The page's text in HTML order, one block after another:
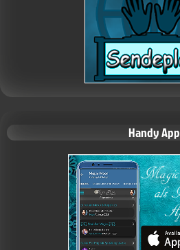
Handy App